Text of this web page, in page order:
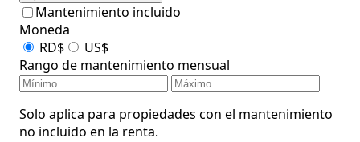
Mantenimiento incluido
Moneda
RD$
US$
Rango de mantenimiento mensual
Solo aplica para propiedades con el mantenimiento
no incluido en la renta.